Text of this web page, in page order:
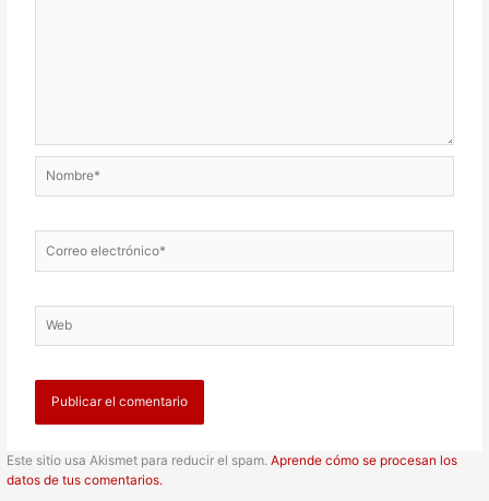
electrónico*
Este sitio usa Akismet para reducir el spam.Aprende cómo se procesan los
datos de tus comentarios.